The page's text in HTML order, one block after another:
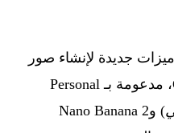
— تعرض Google ميزات جديدة لإنشاء صور
مخصّصة في تطبيق Gemini، مدعومة بـ Personal
) وNano Banana 2